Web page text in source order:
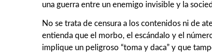
una guerra entre un enemigo invisible y la
No se trata de censura a los contenidos ni de
entienda que el morbo, el escándalo y el
implique un peligroso “toma y daca” y que